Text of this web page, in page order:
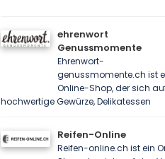
ehrenwort
Genussmomente
Ehrenwort-
genussmomente.ch ist
Online-Shop, der sich
hochwertige Gewürze, Delikatessen
Reifen-Online
Reifen-online.ch ist ein